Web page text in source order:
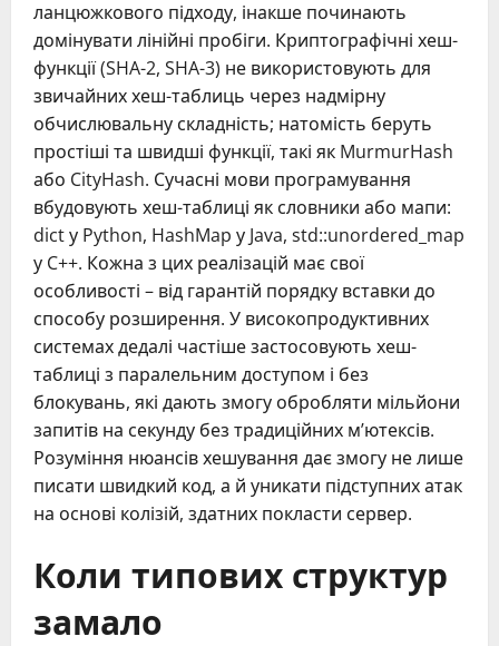
ланцюжкового підходу, інакше починають
домінувати лінійні пробіги. Криптографічні хеш-
функції (SHA-2, SHA-3) не використовують для
звичайних хеш-таблиць через надмірну
обчислювальну складність; натомість беруть
простіші та швидші функції, такі як MurmurHash
або CityHash. Сучасні мови програмування
вбудовують хеш-таблиці як словники або мапи:
dict у Python, HashMap у Java, std::unordered_map
у C++. Кожна з цих реалізацій має свої
особливості – від гарантій порядку вставки до
способу розширення. У високопродуктивних
системах дедалі частіше застосовують хеш-
таблиці з паралельним доступом і без
блокувань, які дають змогу обробляти мільйони
запитів на секунду без традиційних м’ютексів.
Розуміння нюансів хешування дає змогу не лише
писати швидкий код, а й уникати підступних атак
на основі колізій, здатних покласти сервер.
Коли типових структур
замало